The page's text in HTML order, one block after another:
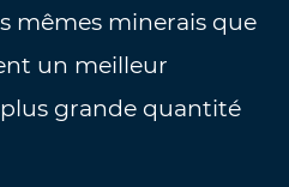
mêmes minerais que
un meilleur
grande quantité